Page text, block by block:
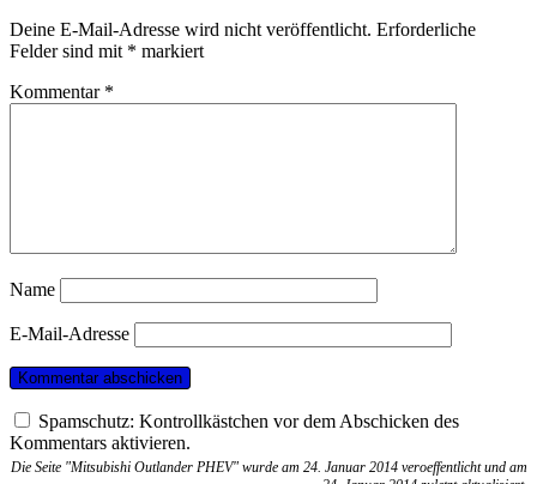
Deine E-Mail-Adresse wird nicht veröffentlicht. Erforderliche
Felder sind mit * markiert
Kommentar *
Name
E-Mail-Adresse
Spamschutz: Kontrollkästchen vor dem Abschicken des
Kommentars aktivieren.
Die Seite "Mitsubishi Outlander PHEV" wurde am 24. Januar 2014 veroeffentlicht und am